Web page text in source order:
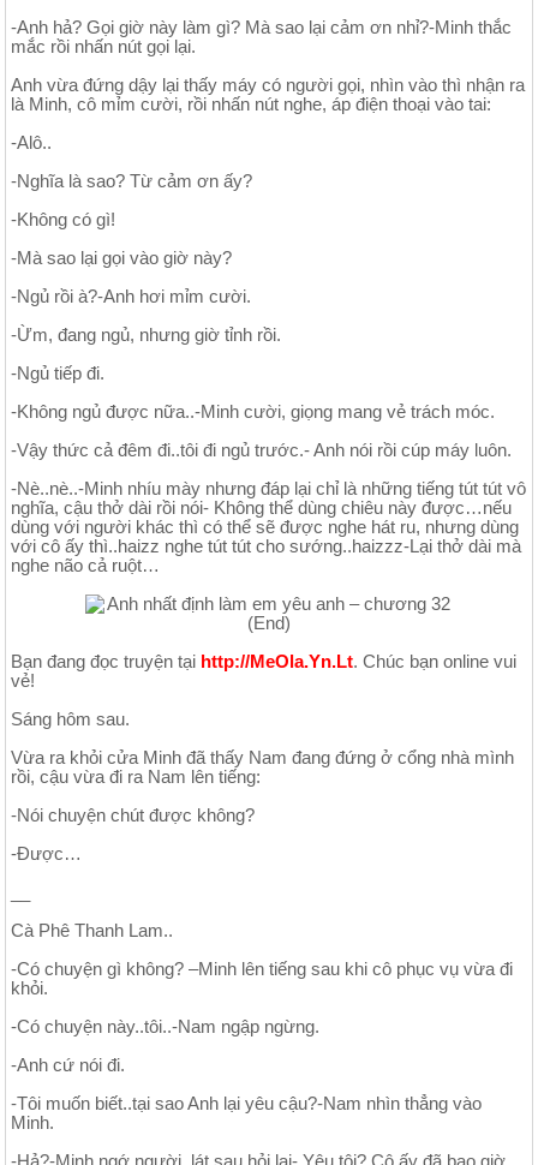
-Anh hả? Gọi giờ này làm gì? Mà sao lại cảm ơn nhỉ?-Minh thắc
mắc rồi nhấn nút gọi lại.
Anh vừa đứng dậy lại thấy máy có người gọi, nhìn vào thì nhận ra
là Minh, cô mỉm cười, rồi nhấn nút nghe, áp điện thoại vào tai:
-Alô..
-Nghĩa là sao? Từ cảm ơn ấy?
-Không có gì!
-Mà sao lại gọi vào giờ này?
-Ngủ rồi à?-Anh hơi mỉm cười.
-Ừm, đang ngủ, nhưng giờ tỉnh rồi.
-Ngủ tiếp đi.
-Không ngủ được nữa..-Minh cười, giọng mang vẻ trách móc.
-Vậy thức cả đêm đi..tôi đi ngủ trước.- Anh nói rồi cúp máy luôn.
-Nè..nè..-Minh nhíu mày nhưng đáp lại chỉ là những tiếng tút tút vô
nghĩa, cậu thở dài rồi nói- Không thể dùng chiêu này được…nếu
dùng với người khác thì có thể sẽ được nghe hát ru, nhưng dùng
với cô ấy thì..haizz nghe tút tút cho sướng..haizzz-Lại thở dài mà
nghe não cả ruột…
Bạn đang đọc truyện tại http://MeOla.Yn.Lt. Chúc bạn online vui
vẻ!
Sáng hôm sau.
Vừa ra khỏi cửa Minh đã thấy Nam đang đứng ở cổng nhà mình
rồi, cậu vừa đi ra Nam lên tiếng:
-Nói chuyện chút được không?
-Được…
Cà Phê Thanh Lam..
-Có chuyện gì không? –Minh lên tiếng sau khi cô phục vụ vừa đi
khỏi.
-Có chuyện này..tôi..-Nam ngập ngừng.
-Anh cứ nói đi.
-Tôi muốn biết..tại sao Anh lại yêu cậu?-Nam nhìn thẳng vào
Minh.
-Hả?-Minh ngớ người, lát sau hỏi lại- Yêu tôi? Cô ấy đã bao giờ